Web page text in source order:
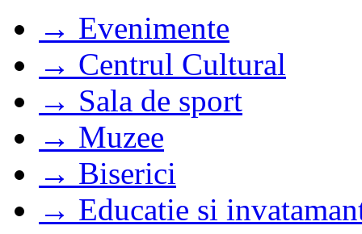
→ Evenimente
→ Centrul Cultural
→ Sala de sport
→ Muzee
→ Biserici
→ Educatie si